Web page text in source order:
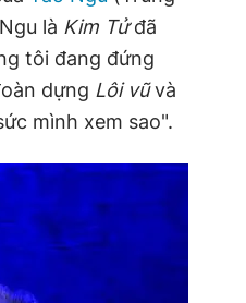
là Kim Tửđã
tôi đang đứng
dựng Lôi vũvà
mình xem sao".